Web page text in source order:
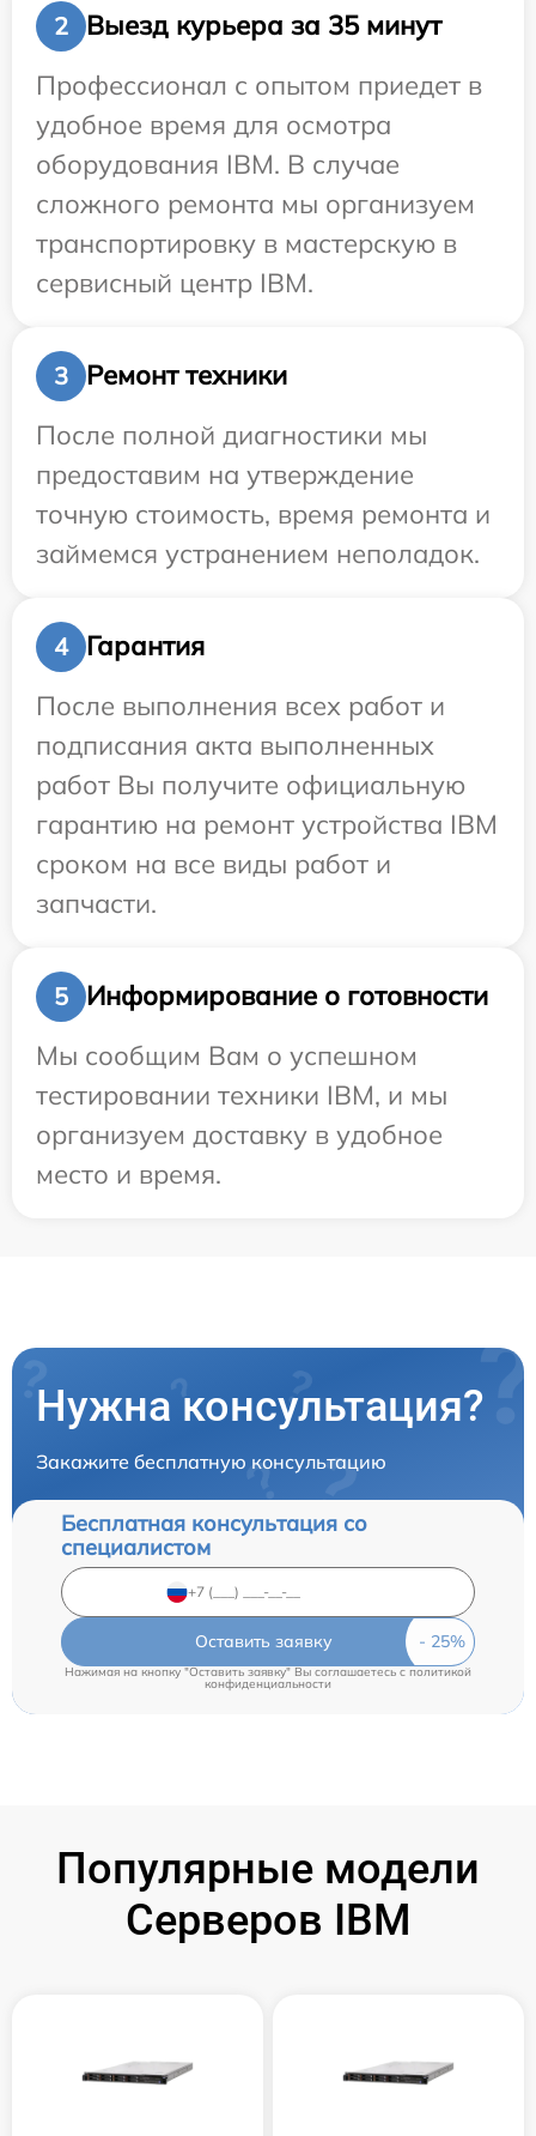
2
Выезд курьера за 35 минут
Профессионал с опытом приедет в
удобное время для осмотра
оборудования IBM. В случае
сложного ремонта мы организуем
транспортировку в мастерскую в
сервисный центр IBM.
3
Ремонт техники
После полной диагностики мы
предоставим на утверждение
точную стоимость, время ремонта и
займемся устранением неполадок.
4
Гарантия
После выполнения всех работ и
подписания акта выполненных
работ Вы получите официальную
гарантию на ремонт устройства IBM
сроком на все виды работ и
запчасти.
5
Информирование о готовности
Мы сообщим Вам о успешном
тестировании техники IBM, и мы
организуем доставку в удобное
место и время.
Нужна консультация?
Закажите бесплатную консультацию
Бесплатная консультация со
специалистом
Оставить заявку
Нажимая на кнопку "Оставить заявку" Вы соглашаетесь cполитикой
конфиденциальности
Популярные модели
Серверов IBM